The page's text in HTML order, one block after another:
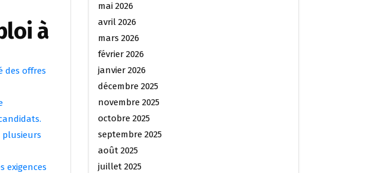
à
des offres
plusieurs
exigences
mai 2026
avril 2026
mars 2026
février 2026
janvier 2026
décembre 2025
novembre 2025
octobre 2025
septembre 2025
août 2025
juillet 2025